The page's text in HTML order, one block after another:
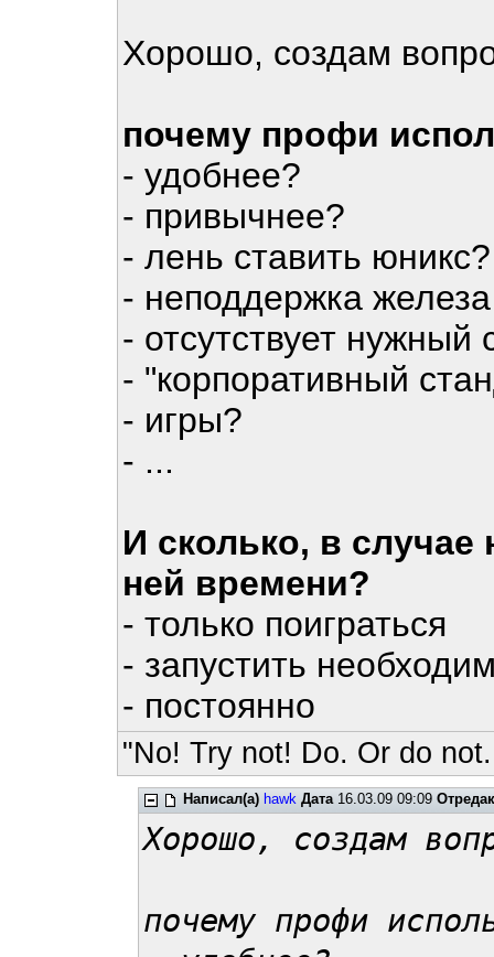
Хорошо, создам
почему профи
- удобнее?
- привычнее?
- лень ставить юникс?
- неподдержка
- отсутствует нужный
- "корпоративный
- игры?
- ...
И сколько, в
ней времени?
- только поиграться
- запустить
- постоянно
"No! Try not! Do. Or do
Написал(а) hawk Дата16.03.09 09:09
Хорошо, создам
почему профи